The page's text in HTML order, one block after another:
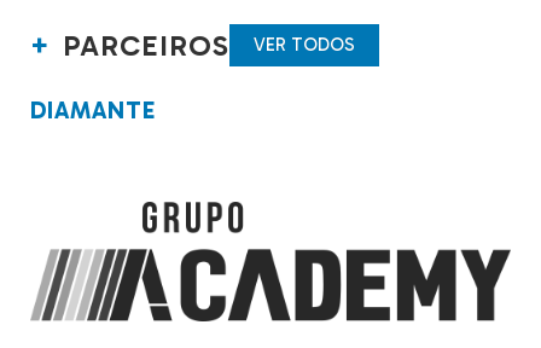
PARCEIROS VER TODOS
DIAMANTE